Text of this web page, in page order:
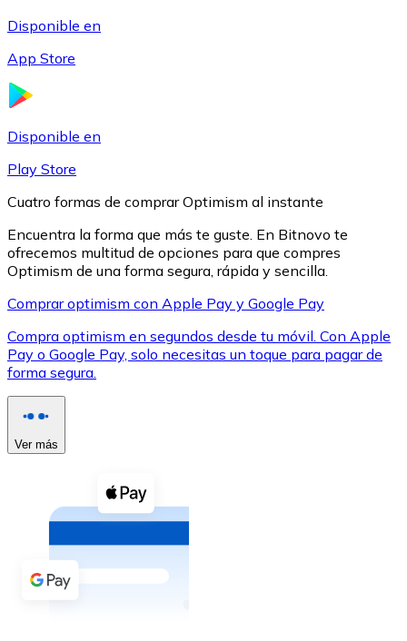
XRP
XRP
Ver todo
Compra criptomonedas con efectivo en tu tienda más
Comprar con efectivo
Transferencia SEPA
Disponible en
App Store
Disponible en
Play Store
Cuatro formas de comprar Optimism al instante
Encuentra la forma que más te guste. En Bitnovo te
ofrecemos multitud de opciones para que compres
Optimism de una forma segura, rápida y sencilla.
Comprar optimism con Apple Pay y Google Pay
Compra optimism en segundos desde tu móvil. Con Apple
Pay o Google Pay, solo necesitas un toque para pagar de
forma segura.
Ver más